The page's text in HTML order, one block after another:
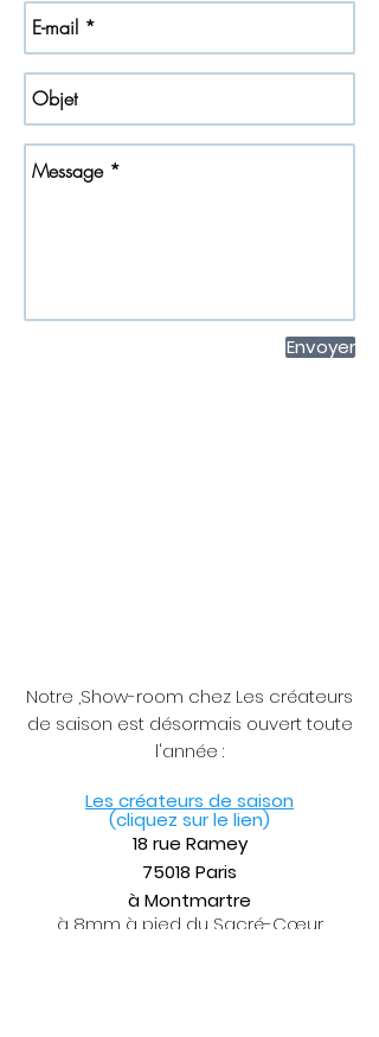
Envoyer
Notre ,Show-room chez Les créateurs
de saison est désormais ouvert toute
l'année :
Les créateurs de saison
(cliquez sur le lien)
18 rue Ramey
75018 Paris
à Montmartre
à 8mm à pied du Sacré-Cœur